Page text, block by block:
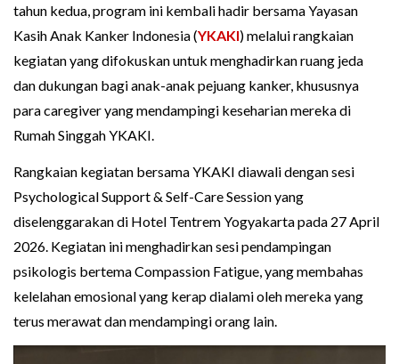
tahun kedua, program ini kembali hadir bersama Yayasan
Kasih Anak Kanker Indonesia (YKAKI) melalui rangkaian
kegiatan yang difokuskan untuk menghadirkan ruang jeda
dan dukungan bagi anak-anak pejuang kanker, khususnya
para caregiver yang mendampingi keseharian mereka di
Rumah Singgah YKAKI.
Rangkaian kegiatan bersama YKAKI diawali dengan sesi
Psychological Support & Self-Care Session yang
diselenggarakan di Hotel Tentrem Yogyakarta pada 27 April
2026. Kegiatan ini menghadirkan sesi pendampingan
psikologis bertema Compassion Fatigue, yang membahas
kelelahan emosional yang kerap dialami oleh mereka yang
terus merawat dan mendampingi orang lain.